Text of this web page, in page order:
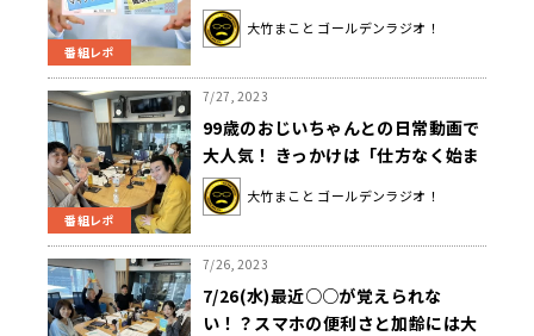
番組レポ
「なんの成果が出てくるんだ？」
大竹まこと ゴールデンラジオ！
番組レポ
7/27, 2023
99歳のおじいちゃんとの日常動画で
大人気！ きっかけは「仕方なく始ま
った二人暮らし」!?
大竹まこと ゴールデンラジオ！
7/26, 2023
7/26(水)最近○○が覚えられな
い！？スマホの便利さと加齢には大